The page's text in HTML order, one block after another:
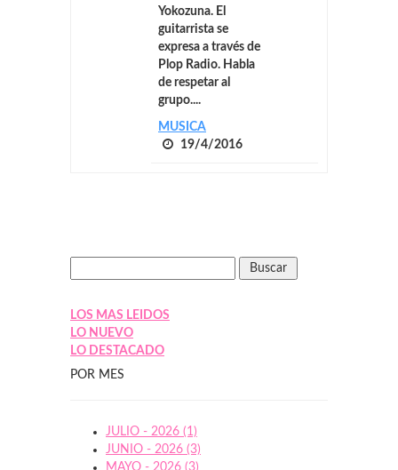
Yokozuna. El
guitarrista se
expresa a través de
Plop Radio. Habla
de respetar al
grupo....
MUSICA
19/4/2016
LOS MAS LEIDOS
LO NUEVO
LO DESTACADO
POR MES
JULIO - 2026 (1)
JUNIO - 2026 (3)
MAYO - 2026 (3)